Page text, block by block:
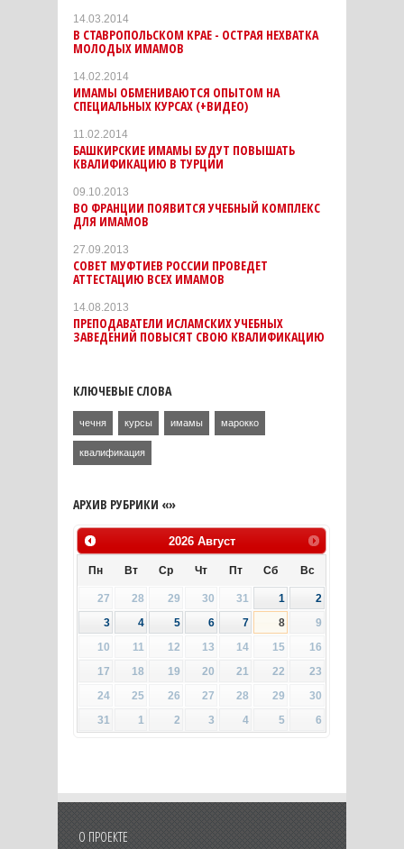
14.03.2014
В СТАВРОПОЛЬСКОМ КРАЕ - ОСТРАЯ НЕХВАТКА
МОЛОДЫХ ИМАМОВ
14.02.2014
ИМАМЫ ОБМЕНИВАЮТСЯ ОПЫТОМ НА
СПЕЦИАЛЬНЫХ КУРСАХ (+ВИДЕО)
11.02.2014
БАШКИРСКИЕ ИМАМЫ БУДУТ ПОВЫШАТЬ
КВАЛИФИКАЦИЮ В ТУРЦИИ
09.10.2013
ВО ФРАНЦИИ ПОЯВИТСЯ УЧЕБНЫЙ КОМПЛЕКС
ДЛЯ ИМАМОВ
27.09.2013
СОВЕТ МУФТИЕВ РОССИИ ПРОВЕДЕТ
АТТЕСТАЦИЮ ВСЕХ ИМАМОВ
14.08.2013
ПРЕПОДАВАТЕЛИ ИСЛАМСКИХ УЧЕБНЫХ
ЗАВЕДЕНИЙ ПОВЫСЯТ СВОЮ КВАЛИФИКАЦИЮ
КЛЮЧЕВЫЕ СЛОВА
чечня курсы имамы марокко
квалификация
АРХИВ РУБРИКИ «»
2026 Август
Пн Вт Ср Чт Пт Сб Вс
27 28 29 30 31 1
2
3
4 5 6 7 8
9
10
11 12 13 14 15
16
17
18 19 20 21 22
23
24
25 26 27 28 29
30
31
1 2 3 4 5 6
О ПРОЕКТЕ